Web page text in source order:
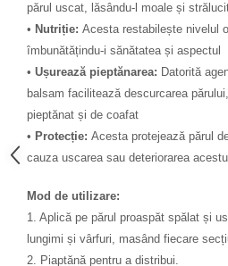
părul uscat, lăsându-l moale și
• Nutriție: Acesta restabilește nivelul
îmbunătățindu-i sănătatea și aspectul
• Ușurează pieptănarea: Datorită
balsam facilitează descurcarea
pieptănat și de coafat
• Protecție: Acesta protejează părul
cauza uscarea sau deteriorarea
Mod de utilizare:
1. Aplică pe părul proaspăt spălat și
lungimi și vârfuri, masând fiecare
2. Piaptănă pentru a distribui.